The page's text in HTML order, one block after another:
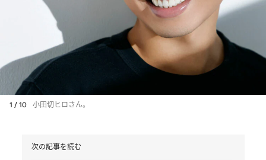
1 / 10 小田切ヒロさん。
次の記事を読む